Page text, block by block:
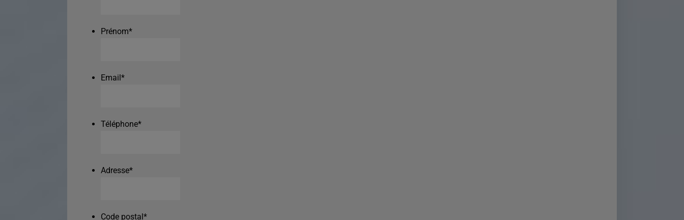
Prénom*
Email*
Téléphone*
Adresse*
Code postal*